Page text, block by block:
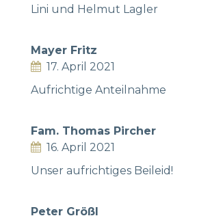
Lini und Helmut Lagler
Mayer Fritz
17. April 2021
Aufrichtige Anteilnahme
Fam. Thomas Pircher
16. April 2021
Unser aufrichtiges Beileid!
Peter Größl